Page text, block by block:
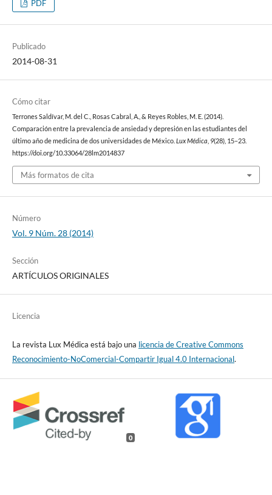
PDF
Publicado
2014-08-31
Cómo citar
Terrones Saldívar, M. del C., Rosas Cabral, A., & Reyes Robles, M. E. (2014).
Comparación entre la prevalencia de ansiedad y depresión en las estudiantes del
último año de medicina de dos universidades de México. Lux Médica 9(28), 15–23.
https://doi.org/10.33064/28lm2014837
Más formatos de cita
Número
Vol. 9 Núm. 28 (2014)
Sección
ARTÍCULOS ORIGINALES
Licencia
La revista Lux Médica está bajo una licencia de Creative Commons
Reconocimiento-NoComercial-Compartir Igual 4.0 Internacional.
0